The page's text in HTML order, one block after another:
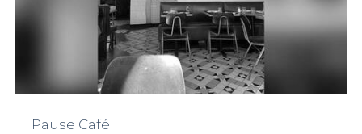
Pause Café